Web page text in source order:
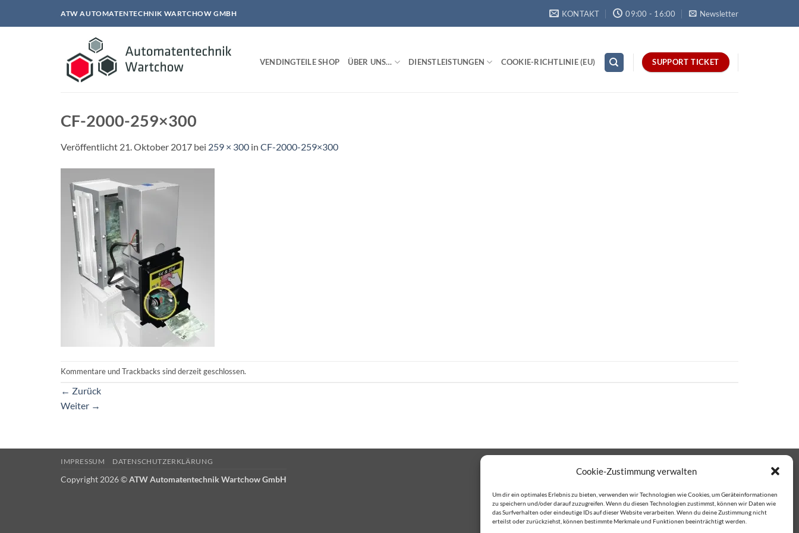
Cookie-Zustimmung verwalten
Um dir ein optimales Erlebnis zu bieten, verwenden wir Technologien wie Cookies, um Geräteinformationen
zu speichern und/oder darauf zuzugreifen. Wenn du diesen Technologien zustimmst, können wir Daten wie
das Surfverhalten oder eindeutige IDs auf dieser Website verarbeiten. Wenn du deine Zustimmung nicht
erteilst oder zurückziehst, können bestimmte Merkmale und Funktionen beeinträchtigt werden.
ATW AUTOMATENTECHNIK WARTCHOW GMBH KONTAKT 09:00 - 16:00 Newsletter
VENDINGTEILE SHOP ÜBER UNS… DIENSTLEISTUNGEN COOKIE-RICHTLINIE (EU) SUPPORT TICKET
CF-2000-259×300
Veröffentlicht 21. Oktober 2017 bei 259 × 300 in CF-2000-259×300
Kommentare und Trackbacks sind derzeit geschlossen.
← Zurück
Weiter →
IMPRESSUM DATENSCHUTZERKLÄRUNG
Copyright 2026 ©ATW Automatentechnik Wartchow GmbH